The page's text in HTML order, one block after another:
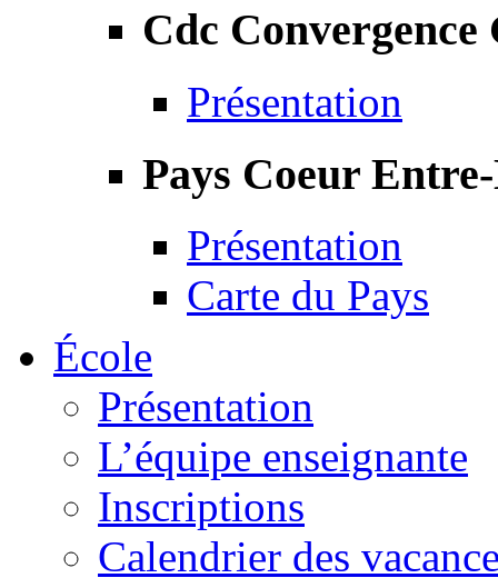
Cdc Convergence
Présentation
Pays Coeur
Présentation
Carte du Pays
École
Présentation
L’équipe enseignante
Inscriptions
Calendrier des